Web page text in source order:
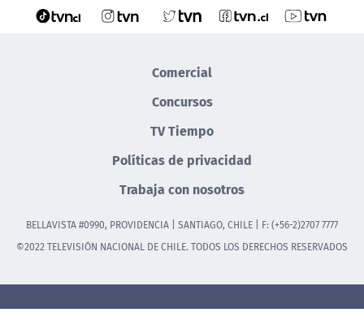
Comercial
Concursos
TV Tiempo
Políticas de privacidad
Trabaja con nosotros
BELLAVISTA #0990, PROVIDENCIA | SANTIAGO, CHILE | F: (+56-2)2707 7777
©2022 TELEVISIÓN NACIONAL DE CHILE. TODOS LOS DERECHOS RESERVADOS